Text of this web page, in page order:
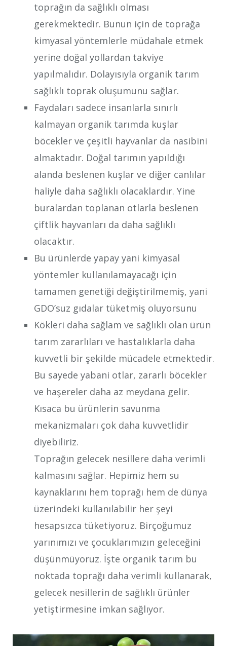
toprağın da sağlıklı olması
gerekmektedir. Bunun için de toprağa
kimyasal yöntemlerle müdahale etmek
yerine doğal yollardan takviye
yapılmalıdır. Dolayısıyla organik tarım
sağlıklı toprak oluşumunu sağlar.
Faydaları sadece insanlarla sınırlı
kalmayan organik tarımda kuşlar
böcekler ve çeşitli hayvanlar da nasibini
almaktadır. Doğal tarımın yapıldığı
alanda beslenen kuşlar ve diğer canlılar
haliyle daha sağlıklı olacaklardır. Yine
buralardan toplanan otlarla beslenen
çiftlik hayvanları da daha sağlıklı
olacaktır.
Bu ürünlerde yapay yani kimyasal
yöntemler kullanılamayacağı için
tamamen genetiği değiştirilmemiş, yani
GDO’suz gıdalar tüketmiş oluyorsunu
Kökleri daha sağlam ve sağlıklı olan ürün
tarım zararlıları ve hastalıklarla daha
kuvvetli bir şekilde mücadele etmektedir.
Bu sayede yabani otlar, zararlı böcekler
ve haşereler daha az meydana gelir.
Kısaca bu ürünlerin savunma
mekanizmaları çok daha kuvvetlidir
diyebiliriz.
Toprağın gelecek nesillere daha verimli
kalmasını sağlar. Hepimiz hem su
kaynaklarını hem toprağı hem de dünya
üzerindeki kullanılabilir her şeyi
hesapsızca tüketiyoruz. Birçoğumuz
yarınımızı ve çocuklarımızın geleceğini
düşünmüyoruz. İşte organik tarım bu
noktada toprağı daha verimli kullanarak,
gelecek nesillerin de sağlıklı ürünler
yetiştirmesine imkan sağlıyor.